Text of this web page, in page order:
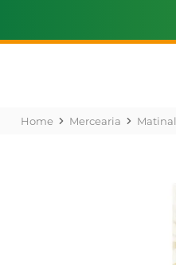
Mercearia Matinal